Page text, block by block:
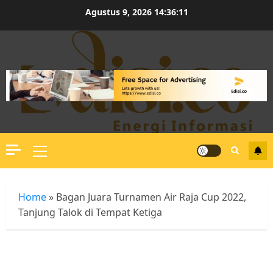
Agustus 9, 2026 14:36:11
Primary
Menu
Home » Bagan Juara Turnamen Air Raja Cup 2022,
Tanjung Talok di Tempat Ketiga